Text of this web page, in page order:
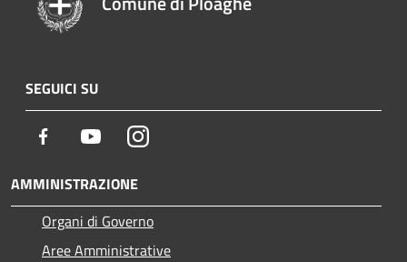
SEGUICI SU
Facebook YoutubeInstagram
AMMINISTRAZIONE
Organi di Governo
Aree Amministrative